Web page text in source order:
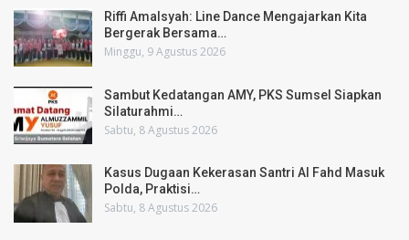
Riffi Amalsyah: Line Dance Mengajarkan Kita
Bergerak Bersama…
Minggu, 9 Agustus 2026
Sambut Kedatangan AMY, PKS Sumsel Siapkan
Silaturahmi…
Sabtu, 8 Agustus 2026
Kasus Dugaan Kekerasan Santri Al Fahd Masuk
Polda, Praktisi…
Sabtu, 8 Agustus 2026